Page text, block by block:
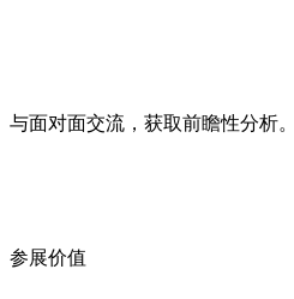
与面对面交流，获取前瞻性分析。
参展价值